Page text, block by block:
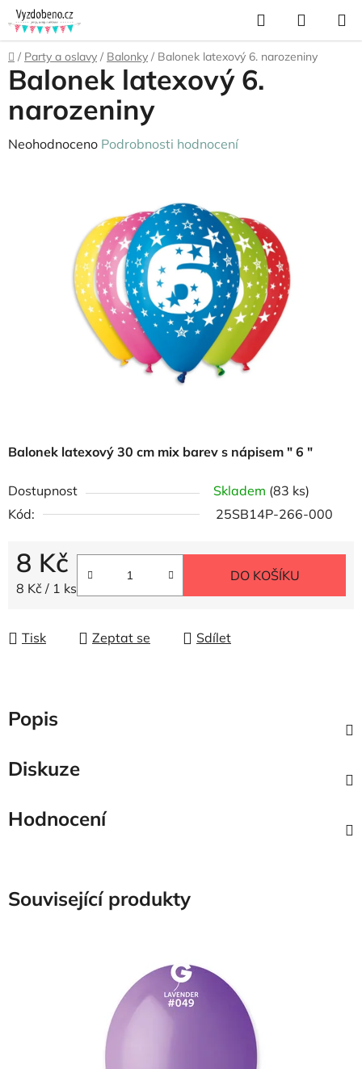
Přejít
na
obsah
Hledat
KOŠÍK
Domů
/ Party a oslavy / Balonky / Balonek latexový 6. narozeniny
Balonek latexový 30 cm mix barev s nápisem " 6 "
Dostupnost Skladem (83 ks)
Kód:
25SB14P-266-000
8 Kč
Měrná cena:
8 Kč / 1 ks
DO KOŠÍKU
Tisk Zeptat se Sdílet
Balonek latexový 6.
narozeniny
Průměrné
Neohodnoceno Podrobnosti hodnocení
Popis
Diskuze
Hodnocení
Související produkty